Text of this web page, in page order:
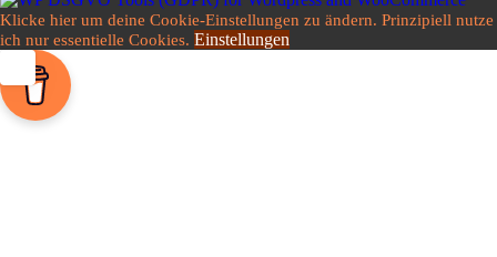
Klicke hier um deine Cookie-Einstellungen zu ändern. Prinzipiell nutze
ich nur essentielle Cookies. Einstellungen